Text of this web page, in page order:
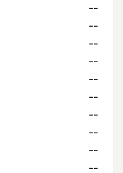
--
--
--
--
--
--
--
--
--
--